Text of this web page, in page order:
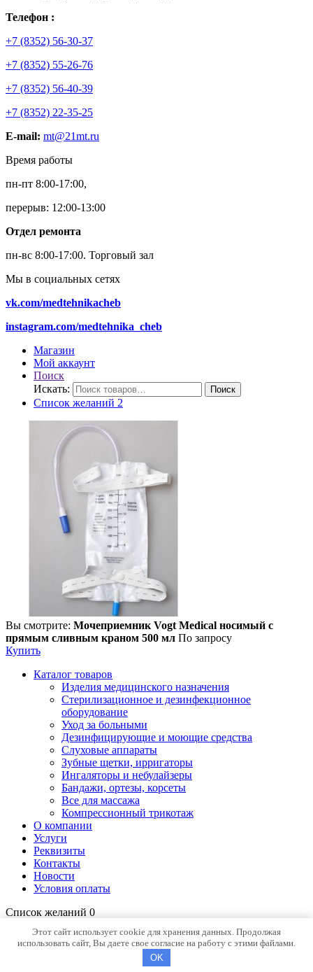
Телефон :
+7 (8352) 56-30-37
+7 (8352) 55-26-76
+7 (8352) 56-40-39
+7 (8352) 22-35-25
E-mail: mt@21mt.ru
Время работы
пн-пт 8:00-17:00,
перерыв: 12:00-13:00
Отдел ремонта
пн-вс 8:00-17:00. Торговый зал
Мы в социальных сетях
vk.com/medtehnikacheb
instagram.com/medtehnika_cheb
Магазин
Мой аккаунт
Поиск
Искать:
Поиск
Список желаний 2
Вы смотрите: Мочеприемник Vogt Medical носимый с
прямым сливным краном 500 мл По запросу
Купить
Каталог товаров
Изделия медицинского назначения
Стерилизационное и дезинфекционное
оборудование
Уход за больными
Дезинфицирующие и моющие средства
Слуховые аппараты
Зубные щетки, ирригаторы
Ингаляторы и небулайзеры
Бандажи, ортезы, корсеты
Все для массажа
Компрессионный трикотаж
О компании
Услуги
Реквизиты
Контакты
Новости
Условия оплаты
Список желаний 0
Этот сайт использует cookie для хранения данных. Продолжая
использовать сайт, Вы даете свое согласие на работу с этими файлами.
OK